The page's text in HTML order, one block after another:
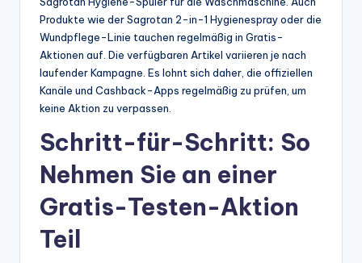
Produkte wie der Sagrotan 2-in-1 Hygienespray oder die
Wundpflege-Linie tauchen regelmäßig in Gratis-
Aktionen auf. Die verfügbaren Artikel variieren je nach
laufender Kampagne. Es lohnt sich daher, die offiziellen
Kanäle und Cashback-Apps regelmäßig zu prüfen, um
keine Aktion zu verpassen.
Schritt-für-Schritt: So
Nehmen Sie an einer
Gratis-Testen-Aktion
Teil